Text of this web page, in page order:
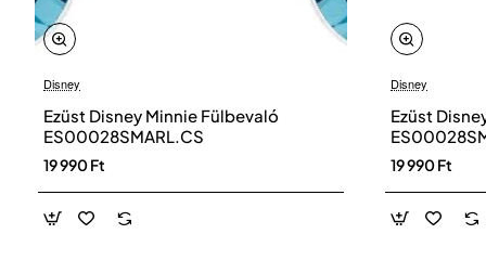
Disney
Ezüst Disney Minnie Fülbevaló
ES00028SMARL.CS
19 990 Ft
Disney
Ezüst
19 990 Ft